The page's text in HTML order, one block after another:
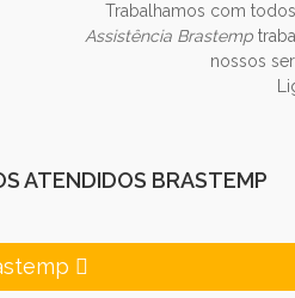
Trabalhamos com
Assistência Brastemp
nossos
ATENDIDOS BRASTEMP